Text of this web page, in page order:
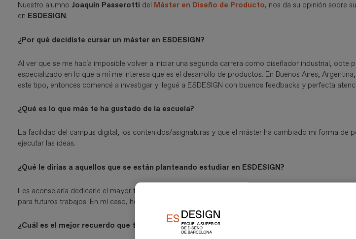
Nuestro alumno Joaquín Passerotti del Máster en Diseño de Producto, nos da su opinión sobre
en ESDESIGN.
¿Por qué decidiste cursar un máster en ESDESIGN?
Al ver que se me hacía imposible volver a iniciar una segunda carrera como diseñador industrial, opte
especializado en lo que a mí me interesa que es el desarrollo de productos. En Buenos Aires,
este tipo, entonces comencé a investigar y llegué a ESDESIGN con buenos feedbacks y perfecta
¿Qué es lo que más te ha gustado de la escuela?
La facilidad del campus digital, los contenidos/asignaturas y que el máster ha cambiado mi forma de
ejecutar las ideas.
¿Qué le dirías a aquellos que se están planteando estudiar en ESDESIGN?
Les aconsejaría dedicarle el mayor tiempo posible para lograr trabajos perfectos, ya que podrían
para futuros trabajos. En mí caso, hoy en día me encuentro lanzando el producto presentado en la tesis.
¿Cuál es el mejor recuerdo que te llevas de esta experiencia?